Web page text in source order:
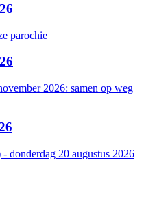
parochie
2026: samen op weg
donderdag 20 augustus 2026